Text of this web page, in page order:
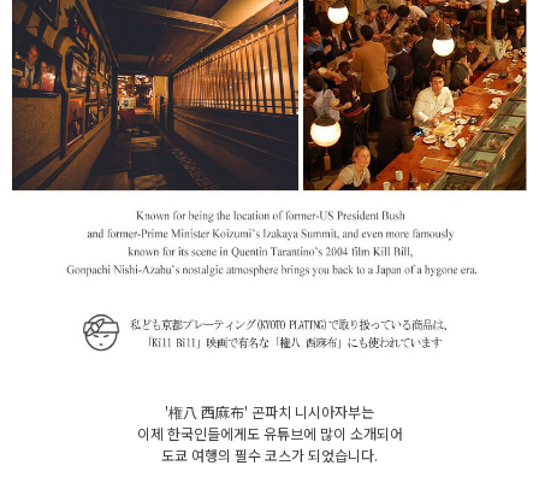
'権八 西麻布' 곤파치 니시아자부는
이제 한국인들에게도 유튜브에 많이 소개되어
도쿄 여행의 필수 코스가 되었습니다.